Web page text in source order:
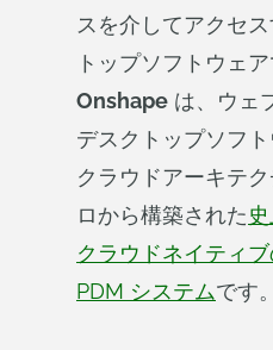
スを介してアクセ
トップソフトウェア
Onshape は、ウェ
デスクトップソフト
クラウドアーキテ
ロから構築された
クラウドネイティ
PDM システムです。